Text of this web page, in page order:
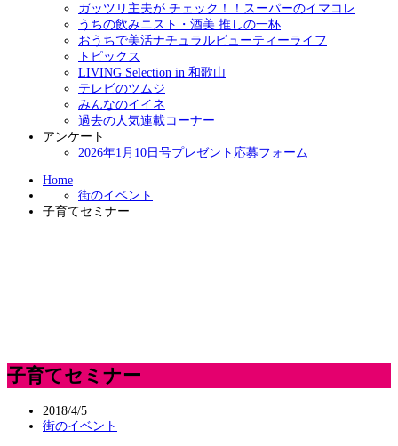
ガッツリ主夫が チェック！！スーパーのイマコレ
うちの飲みニスト・酒美 推しの一杯
おうちで美活ナチュラルビューティーライフ
トピックス
LIVING Selection in 和歌山
テレビのツムジ
みんなのイイネ
過去の人気連載コーナー
アンケート
2026年1月10日号プレゼント応募フォーム
Home
街のイベント
子育てセミナー
子育てセミナー
2018/4/5
街のイベント